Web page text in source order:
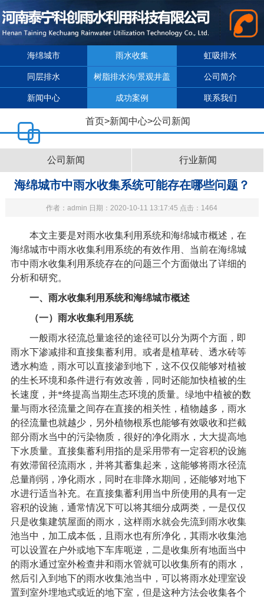
海绵城市 雨水收集 虹吸排水
同层排水 树脂排水沟/景观井盖 公司简介
新闻中心 成功案例 联系我们
首页>新闻中心>公司新闻
公司新闻 行业新闻
海绵城市中雨水收集系统可能存在哪些问题？
作者：admin 日期：2020-10-11 13:17:45 点击：1464
本文主要是对雨水收集利用系统和海绵城市概述，在
海绵城市中雨水收集利用系统的有效作用、当前在海绵城
市中雨水收集利用系统存在的问题三个方面做出了详细的
分析和研究。
一、雨水收集利用系统和海绵城市概述
（一）雨水收集利用系统
一般雨水径流总量途径的途径可以分为两个方面，即
雨水下渗减排和直接集蓄利用。或者是植草砖、透水砖等
透水构造，雨水可以直接渗到地下，这不仅仅能够对植被
的生长环境和条件进行有效改善，同时还能加快植被的生
长速度，并*终提高当期生态环境的质量。绿地中植被的数
量与雨水径流量之间存在直接的相关性，植物越多，雨水
的径流量也就越少，另外植物根系也能够有效吸收和拦截
部分雨水当中的污染物质，很好的净化雨水，大大提高地
下水质量。直接集蓄利用指的是采用带有一定容积的设施
有效滞留径流雨水，并将其蓄集起来，这能够将雨水径流
总量削弱，净化雨水，同时在非降水期间，还能够对地下
水进行适当补充。在直接集蓄利用当中所使用的具有一定
容积的设施，通常情况下可以将其细分成两类，一是仅仅
只是收集建筑屋面的雨水，这样雨水就会先流到雨水收集
池当中，加工成本低，且雨水也有所净化，其雨水收集池
可以设置在户外或地下车库呃逆，二是收集所有地面当中
的雨水通过室外检查井和雨水管就可以收集所有的雨水，
然后引入到地下的雨水收集池当中，可以将雨水处理室设
置到室外埋地式或近的地下室，但是这种方法会收集各个